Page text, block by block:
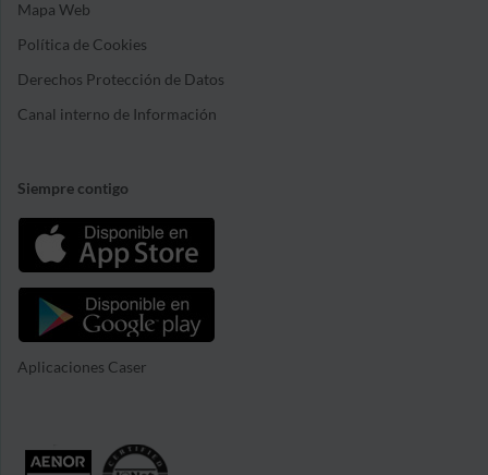
Mapa Web
Política de Cookies
Derechos Protección de Datos
Canal interno de Información
Siempre contigo
Aplicaciones Caser